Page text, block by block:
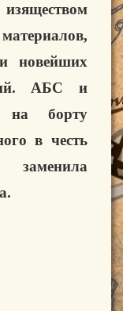
новейших
АБС и
на борту
в честь
заменила